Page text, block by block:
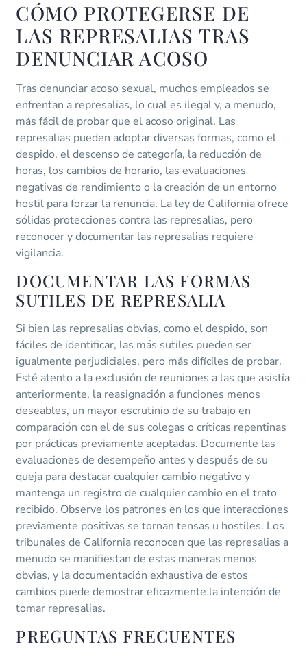
CÓMO PROTEGERSE DE
LAS REPRESALIAS TRAS
DENUNCIAR ACOSO
Tras denunciar acoso sexual, muchos empleados se
enfrentan a represalias, lo cual es ilegal y, a menudo,
más fácil de probar que el acoso original. Las
represalias pueden adoptar diversas formas, como el
despido, el descenso de categoría, la reducción de
horas, los cambios de horario, las evaluaciones
negativas de rendimiento o la creación de un entorno
hostil para forzar la renuncia. La ley de California ofrece
sólidas protecciones contra las represalias, pero
reconocer y documentar las represalias requiere
vigilancia.
DOCUMENTAR LAS FORMAS
SUTILES DE REPRESALIA
Si bien las represalias obvias, como el despido, son
fáciles de identificar, las más sutiles pueden ser
igualmente perjudiciales, pero más difíciles de probar.
Esté atento a la exclusión de reuniones a las que asistía
anteriormente, la reasignación a funciones menos
deseables, un mayor escrutinio de su trabajo en
comparación con el de sus colegas o críticas repentinas
por prácticas previamente aceptadas. Documente las
evaluaciones de desempeño antes y después de su
queja para destacar cualquier cambio negativo y
mantenga un registro de cualquier cambio en el trato
recibido. Observe los patrones en los que interacciones
previamente positivas se tornan tensas u hostiles. Los
tribunales de California reconocen que las represalias a
menudo se manifiestan de estas maneras menos
obvias, y la documentación exhaustiva de estos
cambios puede demostrar eficazmente la intención de
tomar represalias.
PREGUNTAS FRECUENTES